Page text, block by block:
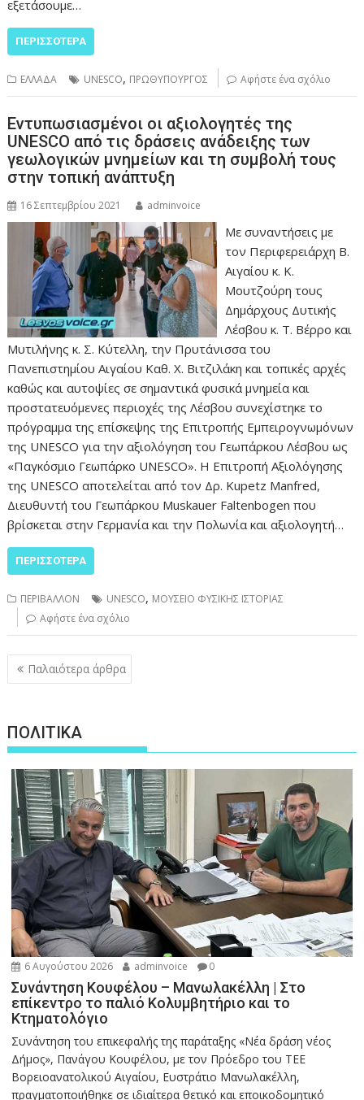
εξετάσουμε…
ΠΕΡΙΣΣΌΤΕΡΑ
ΕΛΛΑΔΑ UNESCO, ΠΡΩΘΥΠΟΥΡΓΟΣ Αφήστε ένα σχόλιο
Εντυπωσιασμένοι οι αξιολογητές της
UNESCO από τις δράσεις ανάδειξης των
γεωλογικών μνημείων και τη συμβολή τους
στην τοπική ανάπτυξη
16 Σεπτεμβρίου 2021 adminvoice
Με συναντήσεις με
τον Περιφερειάρχη Β.
Αιγαίου κ. Κ.
Μουτζούρη τους
Δημάρχους Δυτικής
Λέσβου κ. Τ. Βέρρο και
Μυτιλήνης κ. Σ. Κύτελλη, την Πρυτάνισσα του
Πανεπιστημίου Αιγαίου Καθ. Χ. Βιτζιλάκη και τοπικές αρχές
καθώς και αυτοψίες σε σημαντικά φυσικά μνημεία και
προστατευόμενες περιοχές της Λέσβου συνεχίστηκε το
πρόγραμμα της επίσκεψης της Επιτροπής Εμπειρογνωμόνων
της UNESCO για την αξιολόγηση του Γεωπάρκου Λέσβου ως
«Παγκόσμιο Γεωπάρκο UNESCO». Η Επιτροπή Αξιολόγησης
της UNESCO αποτελείται από τον Δρ. Kupetz Manfred,
Διευθυντή του Γεωπάρκου Muskauer Faltenbogen που
βρίσκεται στην Γερμανία και την Πολωνία και αξιολογητή…
ΠΕΡΙΣΣΌΤΕΡΑ
ΠΕΡΙΒΑΛΛΟΝ UNESCO, ΜΟΥΣΕΙΟ ΦΥΣΙΚΗΣ ΙΣΤΟΡΙΑΣ
Αφήστε ένα σχόλιο
Πλοήγηση
άρθρων
Παλαιότερα άρθρα
ΠΟΛΙΤΙΚΑ
6 Αυγούστου 2026 adminvoice 0
Συνάντηση Κουφέλου – Μανωλακέλλη | Στο
επίκεντρο το παλιό Κολυμβητήριο και το
Κτηματολόγιο
Συνάντηση του επικεφαλής της παράταξης «Νέα δράση νέος
Δήμος», Πανάγου Κουφέλου, με τον Πρόεδρο του ΤΕΕ
Βορειοανατολικού Αιγαίου, Ευστράτιο Μανωλακέλλη,
πραγματοποιήθηκε σε ιδιαίτερα θετικό και εποικοδομητικό